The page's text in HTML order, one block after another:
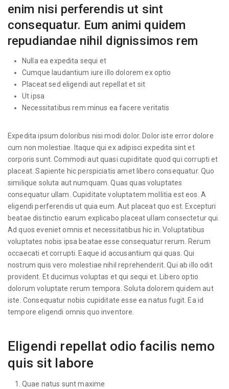
enim nisi perferendis ut sint
consequatur. Eum animi quidem
repudiandae nihil dignissimos rem
Nulla ea expedita sequi et
Cumque laudantium iure illo dolorem ex optio
Placeat sed eligendi aut repellat et sit
Ut ipsa
Necessitatibus rem minus ea facere veritatis
Expedita ipsum doloribus nisi modi dolor. Dolor iste error dolore
cum non molestiae. Itaque qui ex adipisci expedita sint et
corporis sunt. Commodi aut quasi cupiditate quod qui corrupti et
placeat. Sapiente hic perspiciatis amet libero consequatur. Quo
similique soluta aut numquam. Quas quas voluptates
consequatur ullam. Cupiditate voluptatem mollitia est eos. A
eligendi perferendis ut quia eum. Aut placeat quo est. Excepturi
beatae distinctio earum explicabo placeat ullam consectetur qui.
Ad quos eveniet omnis et necessitatibus hic in. Voluptatibus
voluptates nobis ipsa beatae esse consequatur rerum. Rerum
occaecati et corrupti. Eaque id accusantium qui quas. Qui
nostrum quis vero molestiae nihil reprehenderit. Qui ab illo odit
provident. Et ducimus voluptas et qui sequi et. Libero optio
dolorum voluptate rerum tempora. Soluta dolorem quidem aut
iste. Consequatur nobis cupiditate esse ea natus fugit. Ea id
tempore eligendi omnis quo inventore.
Eligendi repellat odio facilis nemo
quis sit labore
Quae natus sunt maxime